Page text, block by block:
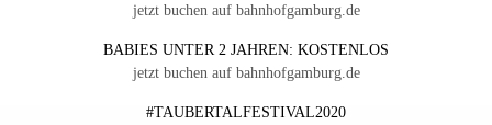
jetzt buchen auf bahnhofgamburg.de
BABIES UNTER 2 JAHREN: KOSTENLOS
jetzt buchen auf bahnhofgamburg.de
#TAUBERTALFESTIVAL2020